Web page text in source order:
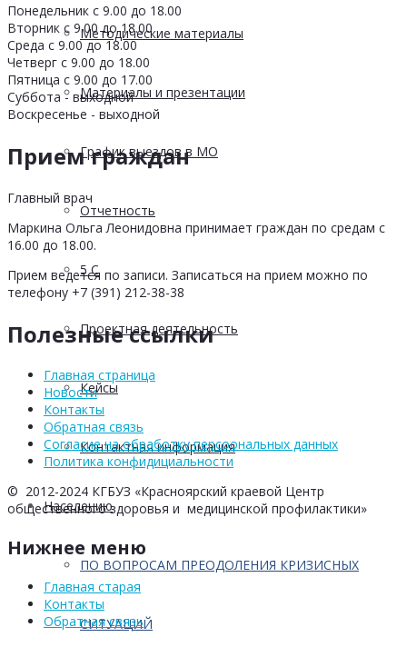
Методические материалы
Материалы и презентации
График выездов в МО
Отчетность
5 С
Проектная деятельность
Кейсы
Контактная информация
Населению
ПО ВОПРОСАМ ПРЕОДОЛЕНИЯ КРИЗИСНЫХ
СИТУАЦИЙ
Понедельник с 9.00 до 18.00
Вторник с 9.00 до 18.00
Среда с 9.00 до 18.00
Четверг с 9.00 до 18.00
Пятница с 9.00 до 17.00
Суббота - выходной
Воскресенье - выходной
Прием граждан
Главный врач
Маркина Ольга Леонидовна принимает граждан по средам с
16.00 до 18.00.
Прием ведется по записи. Записаться на прием можно по
телефону +7 (391) 212-38-38
Полезные ссылки
Главная страница
Новости
Контакты
Обратная связь
Согласие на обработку персоональных данных
Политика конфидициальности
© 2012-2024 КГБУЗ «Красноярский краевой Центр
общественного здоровья и медицинской профилактики»
Нижнее меню
Главная старая
Контакты
Обратная связь